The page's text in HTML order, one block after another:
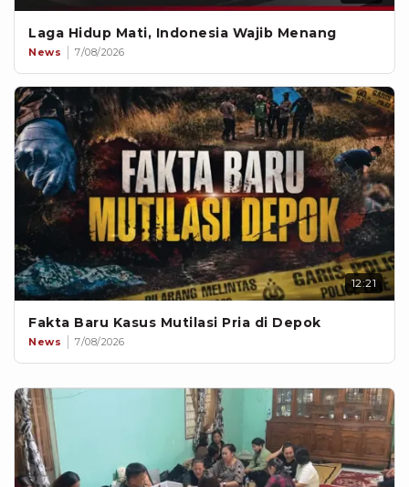
Laga Hidup Mati, Indonesia Wajib Menang
News 7/08/2026
12:21
Fakta Baru Kasus Mutilasi Pria di Depok
News 7/08/2026